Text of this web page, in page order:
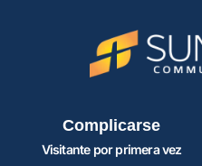
Complicarse
Visitante por primera vez